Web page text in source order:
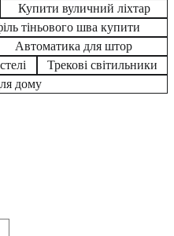
Купити вуличний ліхтар
тіньового шва купити
Автоматика для штор
Трекові світильники
дому